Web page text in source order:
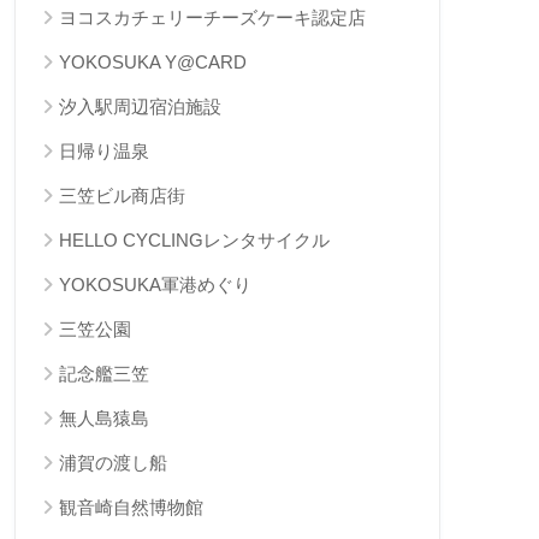
ヨコスカチェリーチーズケーキ認定店
YOKOSUKA Y@CARD
汐入駅周辺宿泊施設
日帰り温泉
三笠ビル商店街
HELLO CYCLINGレンタサイクル
YOKOSUKA軍港めぐり
三笠公園
記念艦三笠
無人島猿島
浦賀の渡し船
観音崎自然博物館